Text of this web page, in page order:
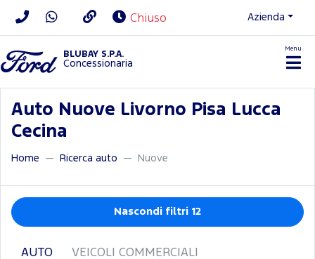
Chiuso Azienda
BLUBAY S.P.A.
Concessionaria
Menu
Auto Nuove Livorno Pisa Lucca
Cecina
Home Ricerca auto Nuove
Nascondi filtri 12
AUTO VEICOLI COMMERCIALI